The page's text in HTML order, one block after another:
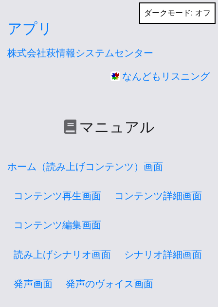
ン
ン
アプリ
株式会社萩情報システムセンター
なんどもリスニング
マニュアル
ホーム（読み上げコンテンツ）画面
コンテンツ再生画面 コンテンツ詳細画面
コンテンツ編集画面
読み上げシナリオ画面 シナリオ詳細画面
発声画面 発声のヴォイス画面
ダークモード: